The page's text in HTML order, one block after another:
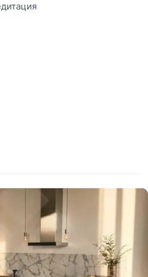
стороны: в тихий двор с видом